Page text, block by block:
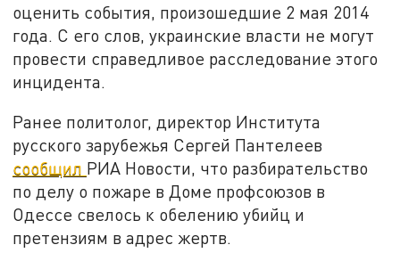
оценить события, произошедшие 2 мая 2014
года. С его слов, украинские власти не могут
провести справедливое расследование этого
инцидента.
Ранее политолог, директор Института
русского зарубежья Сергей Пантелеев
сообщил РИА Новости, что разбирательство
по делу о пожаре в Доме профсоюзов в
Одессе свелось к обелению убийц и
претензиям в адрес жертв.